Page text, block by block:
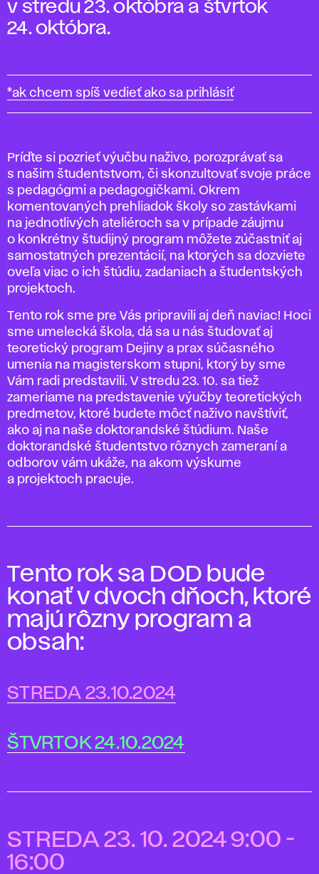
v stredu 23. októbra a štvrtok
24. októbra.
*ak chcem spíš vedieť ako sa prihlásiť
Príďte si pozrieť výučbu naživo, porozprávať sa
s našim študentstvom, či skonzultovať svoje práce
s pedagógmi a pedagogičkami. Okrem
komentovaných prehliadok školy so zastávkami
na jednotlivých ateliéroch sa v prípade záujmu
o konkrétny študijný program môžete zúčastniť aj
samostatných prezentácií, na ktorých sa dozviete
oveľa viac o ich štúdiu, zadaniach a študentských
projektoch.
Tento rok sme pre Vás pripravili aj deň naviac! Hoci
sme umelecká škola, dá sa u nás študovať aj
teoretický program Dejiny a prax súčasného
umenia na magisterskom stupni, ktorý by sme
Vám radi predstavili. V stredu 23. 10. sa tiež
zameriame na predstavenie výučby teoretických
predmetov, ktoré budete môcť naživo navštíviť,
ako aj na naše doktorandské štúdium. Naše
doktorandské študentstvo rôznych zameraní a
odborov vám ukáže, na akom výskume
a projektoch pracuje.
Tento rok sa DOD bude
konať v dvoch dňoch, ktoré
majú rôzny program a
obsah:
STREDA 23.10.2024
ŠTVRTOK 24.10.2024
STREDA 23. 10. 2024 9:00 -
16:00